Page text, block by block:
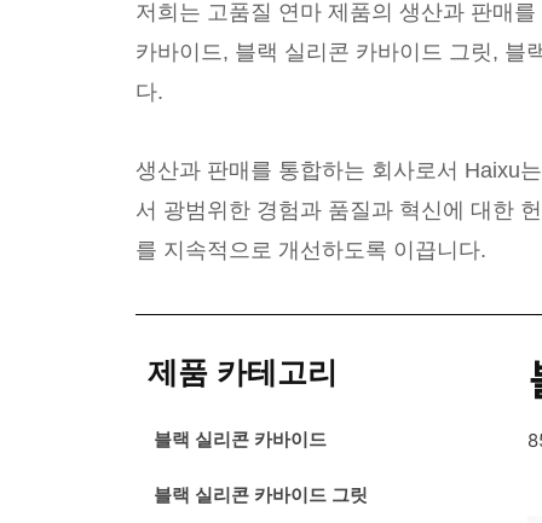
저희는 고품질 연마 제품의 생산과 판매
카바이드, 블랙 실리콘 카바이드 그릿, 블
다.
생산과 판매를 통합하는 회사로서 Haixu
서 광범위한 경험과 품질과 혁신에 대한
를 지속적으로 개선하도록 이끕니다.
제품 카테고리
블랙 실리콘 카바이드
블랙 실리콘 카바이드 그릿